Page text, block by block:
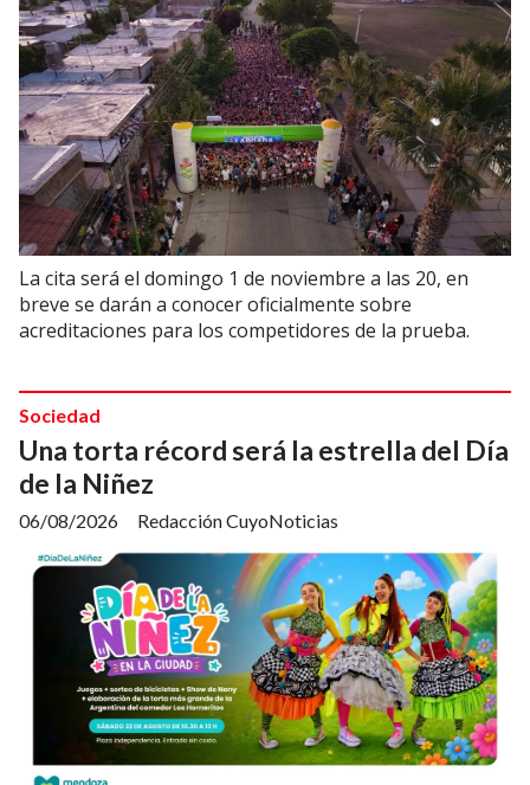
La cita será el domingo 1 de noviembre a las 20, en
breve se darán a conocer oficialmente sobre
acreditaciones para los competidores de la prueba.
Una torta récord será la estrella del Día
de la Niñez
Redacción CuyoNoticias
Sociedad
06/08/2026